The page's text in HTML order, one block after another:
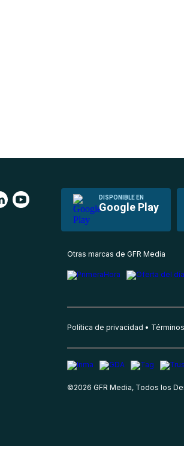
DISPONIBLE EN
Google Play
Otras marcas de GFR Media
Política de privacidad
©2026 GFR Media, Todos los